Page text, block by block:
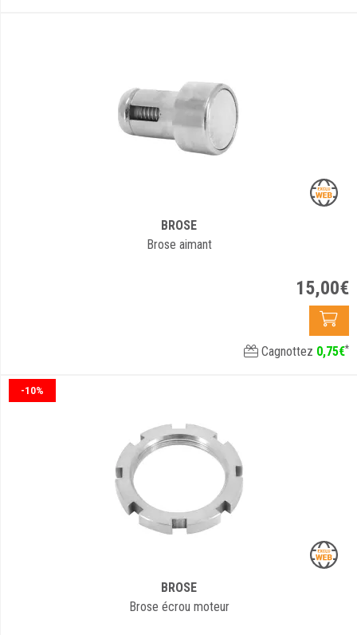
BROSE
Brose aimant
15,00€
Cagnottez 0,75€*
-10%
BROSE
Brose écrou moteur